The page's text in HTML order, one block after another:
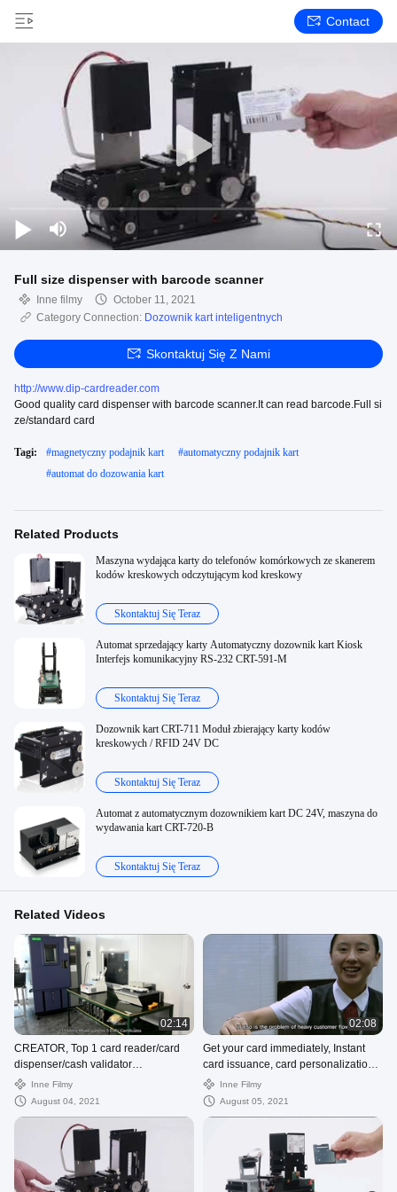
Contact
Full size dispenser with barcode scanner
Inne filmy
October 11, 2021
Category Connection: Dozownik kart inteligentnych
Skontaktuj Się Z Nami
http://www.dip-cardreader.com
Good quality card dispenser with barcode scanner.It can read barcode.Full si
ze/standard card
Tagi: #magnetyczny podajnik kart #automatyczny podajnik kart
#automat do dozowania kart
Related Products
Maszyna wydająca karty do telefonów komórkowych ze skanerem
kodów kreskowych odczytującym kod kreskowy
Skontaktuj Się Teraz
Automat sprzedający karty Automatyczny dozownik kart Kiosk
Interfejs komunikacyjny RS-232 CRT-591-M
Skontaktuj Się Teraz
Dozownik kart CRT-711 Moduł zbierający karty kodów
kreskowych / RFID 24V DC
Skontaktuj Się Teraz
Automat z automatycznym dozownikiem kart DC 24V, maszyna do
wydawania kart CRT-720-B
Skontaktuj Się Teraz
Related Videos
02:14
CREATOR, Top 1 card reader/card
dispenser/cash validator
manufacturer of CHINA
Inne Filmy
August 04, 2021
02:08
Get your card immediately, Instant
card issuance, card personalization
modules
Inne Filmy
August 05, 2021